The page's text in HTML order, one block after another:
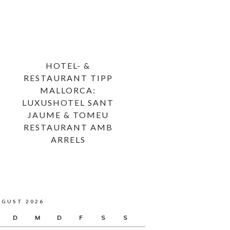
HOTEL- &
RESTAURANT TIPP
MALLORCA:
LUXUSHOTEL SANT
JAUME & TOMEU
RESTAURANT AMB
ARRELS
2026
D M D F S S